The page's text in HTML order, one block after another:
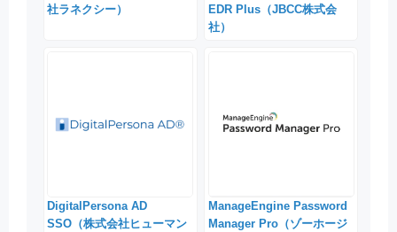
社ラネクシー）
EDR Plus（JBCC株式会
社）
DigitalPersona AD
SSO（株式会社ヒューマン
ManageEngine Password
Manager Pro（ゾーホージ